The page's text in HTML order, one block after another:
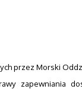
przez Morski
zapewniania